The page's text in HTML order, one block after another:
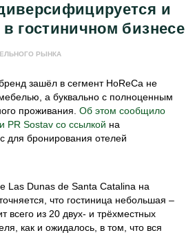
и
гостиничном бизнесе
РЫНКА
зашёл в сегмент HoReCa не
а буквально с полноценным
проживания. Об этом сообщило
PR Sostav со ссылкой на
для бронирования отелей
Las Dunas de Santa Catalina на
что гостиница небольшая –
всего из 20 двух- и трёхместных
как и ожидалось, в том, что вся